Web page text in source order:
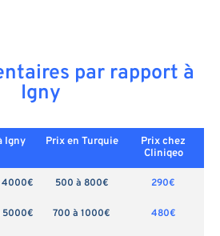
par rapport à
Igny
Igny Prix en Turquie
Prix chez
Cliniqeo
4000€ 500 à 800€
290€
5000€ 700 à 1000€
480€